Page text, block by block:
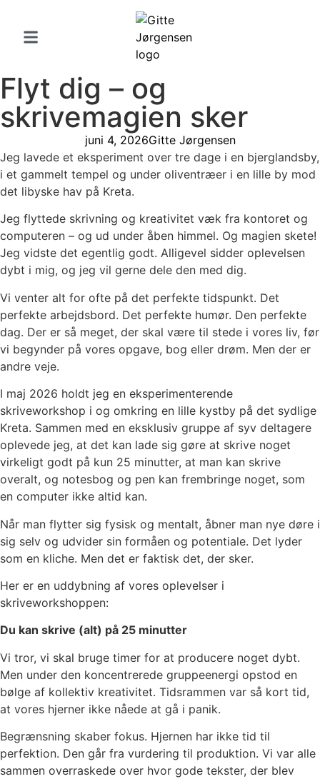
Flyt dig – og
skrivemagien sker
juni 4, 2026Gitte Jørgensen
Jeg lavede et eksperiment over tre dage i en bjerglandsby,
i et gammelt tempel og under oliventræer i en lille by mod
det libyske hav på Kreta.
Jeg flyttede skrivning og kreativitet væk fra kontoret og
computeren – og ud under åben himmel. Og magien skete!
Jeg vidste det egentlig godt. Alligevel sidder oplevelsen
dybt i mig, og jeg vil gerne dele den med dig.
Vi venter alt for ofte på det perfekte tidspunkt. Det
perfekte arbejdsbord. Det perfekte humør. Den perfekte
dag. Der er så meget, der skal være til stede i vores liv, før
vi begynder på vores opgave, bog eller drøm. Men der er
andre veje.
I maj 2026 holdt jeg en eksperimenterende
skriveworkshop i og omkring en lille kystby på det sydlige
Kreta. Sammen med en eksklusiv gruppe af syv deltagere
oplevede jeg, at det kan lade sig gøre at skrive noget
virkeligt godt på kun 25 minutter, at man kan skrive
overalt, og notesbog og pen kan frembringe noget, som
en computer ikke altid kan.
Når man flytter sig fysisk og mentalt, åbner man nye døre i
sig selv og udvider sin formåen og potentiale. Det lyder
som en kliche. Men det er faktisk det, der sker.
Her er en uddybning af vores oplevelser i
skriveworkshoppen:
Du kan skrive (alt) på 25 minutter
Vi tror, vi skal bruge timer for at producere noget dybt.
Men under den koncentrerede gruppeenergi opstod en
bølge af kollektiv kreativitet. Tidsrammen var så kort tid,
at vores hjerner ikke nåede at gå i panik.
Begrænsning skaber fokus. Hjernen har ikke tid til
perfektion. Den går fra vurdering til produktion. Vi var alle
sammen overraskede over hvor gode tekster, der blev